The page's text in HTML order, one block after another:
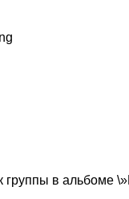
группы в альбоме